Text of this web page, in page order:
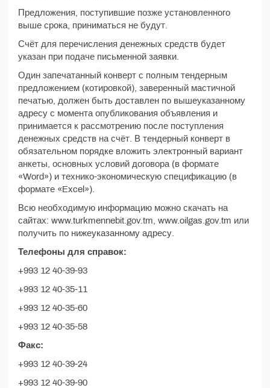
Предложения, поступившие позже установленного
выше срока, приниматься не будут.
Счёт для перечисления денежных средств будет
указан при подаче письменной заявки.
Один запечатанный конверт с полным тендерным
предложением (котировкой), заверенный мастичной
печатью, должен быть доставлен по вышеуказанному
адресу с момента опубликования объявления и
принимается к рассмотрению после поступления
денежных средств на счёт. В тендерный конверт в
обязательном порядке вложить электронный вариант
анкеты, основных условий договора (в формате
«Word») и технико-экономическую спецификацию (в
формате «Excel»).
Всю необходимую информацию можно скачать на
сайтах: www.turkmennebit.gov.tm, www.oilgas.gov.tm или
получить по нижеуказанному адресу.
Телефоны для справок:
+993 12 40-39-93
+993 12 40-35-11
+993 12 40-35-60
+993 12 40-35-58
Факс:
+993 12 40-39-24
+993 12 40-39-90